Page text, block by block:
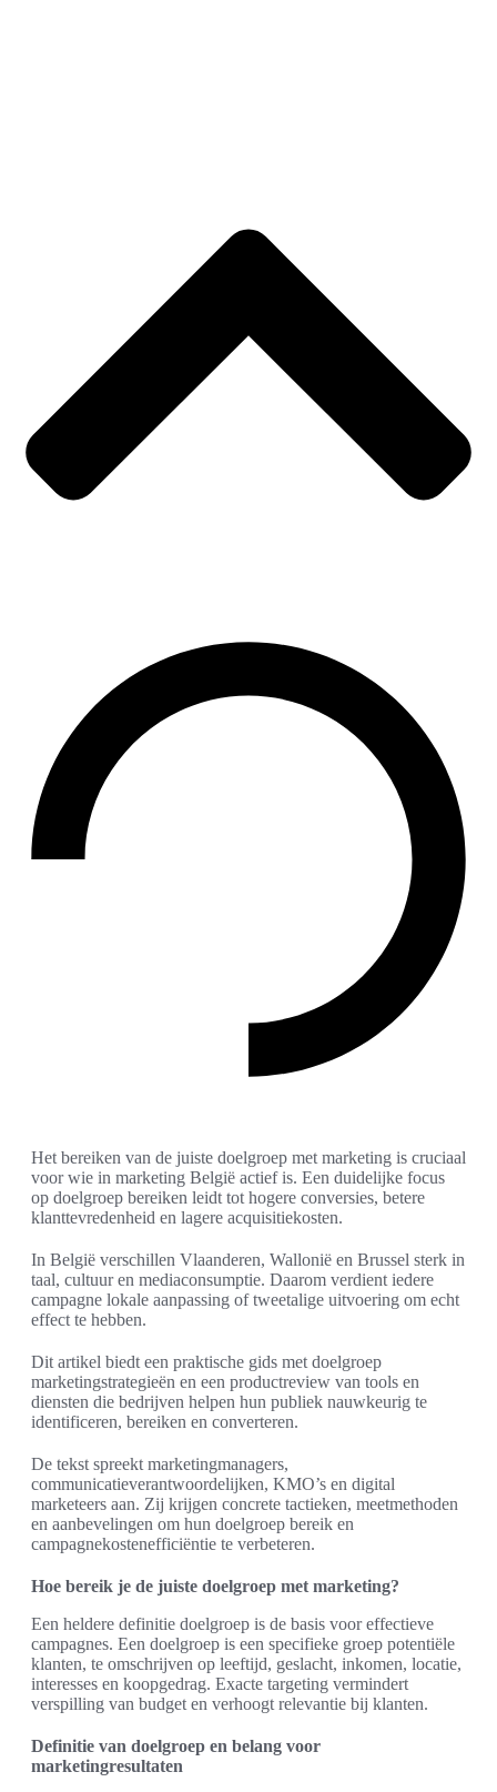
Het bereiken van de juiste doelgroep met marketing is cruciaal
voor wie in marketing België actief is. Een duidelijke focus
op doelgroep bereiken leidt tot hogere conversies, betere
klanttevredenheid en lagere acquisitiekosten.
In België verschillen Vlaanderen, Wallonië en Brussel sterk in
taal, cultuur en mediaconsumptie. Daarom verdient iedere
campagne lokale aanpassing of tweetalige uitvoering om echt
effect te hebben.
Dit artikel biedt een praktische gids met doelgroep
marketingstrategieën en een productreview van tools en
diensten die bedrijven helpen hun publiek nauwkeurig te
identificeren, bereiken en converteren.
De tekst spreekt marketingmanagers,
communicatieverantwoordelijken, KMO’s en digital
marketeers aan. Zij krijgen concrete tactieken, meetmethoden
en aanbevelingen om hun doelgroep bereik en
campagnekostenefficiëntie te verbeteren.
Hoe bereik je de juiste doelgroep met marketing?
Een heldere definitie doelgroep is de basis voor effectieve
campagnes. Een doelgroep is een specifieke groep potentiële
klanten, te omschrijven op leeftijd, geslacht, inkomen, locatie,
interesses en koopgedrag. Exacte targeting vermindert
verspilling van budget en verhoogt relevantie bij klanten.
Definitie van doelgroep en belang voor
marketingresultaten